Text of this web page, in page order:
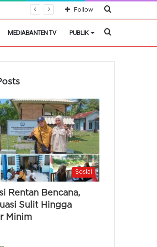
Cari
Follow
MEDIABANTEN TV PUBLIK Cari
Sosial
Rentan Bencana,
Sulit Hingga
Minim